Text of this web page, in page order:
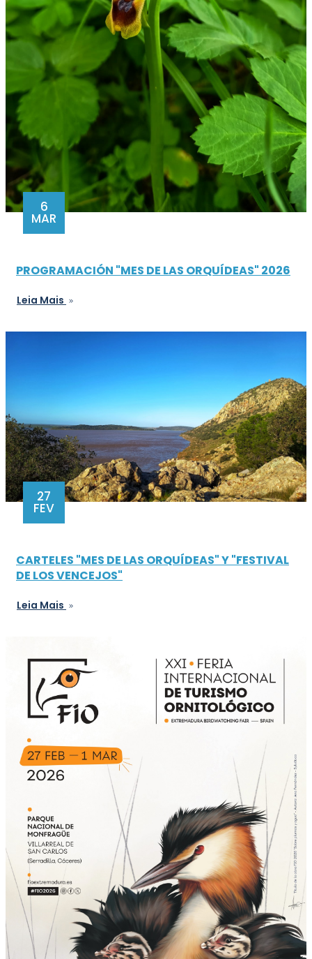
6
MAR
PROGRAMACIÓN "MES DE LAS ORQUÍDEAS" 2026
Leia Mais
27
FEV
CARTELES "MES DE LAS ORQUÍDEAS" Y "FESTIVAL
DE LOS VENCEJOS"
Leia Mais